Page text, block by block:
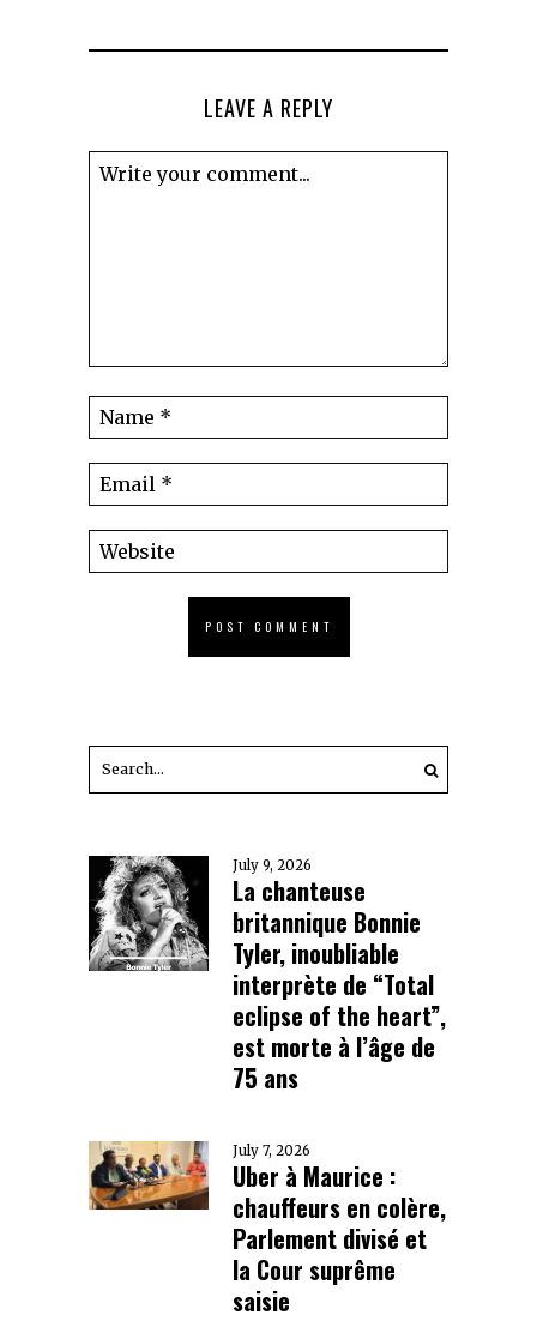
LEAVE A REPLY
July 9, 2026
La chanteuse
britannique Bonnie
Tyler, inoubliable
interprète de “Total
eclipse of the heart”,
est morte à l’âge de
75 ans
July 7, 2026
Uber à Maurice :
chauffeurs en colère,
Parlement divisé et
la Cour suprême
saisie